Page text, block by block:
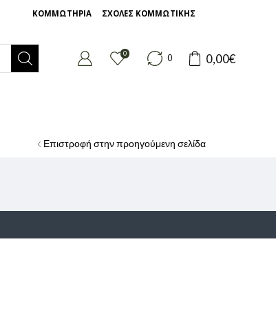
ΚΟΜΜΩΤΗΡΙΑ ΣΧΟΛΕΣ ΚΟΜΜΩΤΙΚΗΣ
0 0 0,00€
Επιστροφή στην προηγούμενη σελίδα